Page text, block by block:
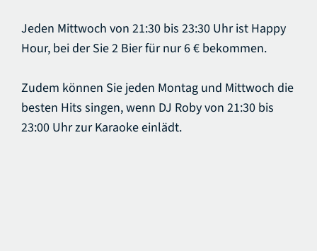
Jeden Mittwoch von 21:30 bis 23:30 Uhr ist Happy
Hour, bei der Sie 2 Bier für nur 6 € bekommen.
Zudem können Sie jeden Montag und Mittwoch die
besten Hits singen, wenn DJ Roby von 21:30 bis
23:00 Uhr zur Karaoke einlädt.